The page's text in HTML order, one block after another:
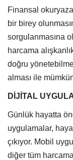
Finansal
bir birey
sorgulanmasına
harcama
doğru
alması ile
DİJİTAL
Günlük hayatta
uygulamalar,
çıkıyor. Mobil
diğer tüm